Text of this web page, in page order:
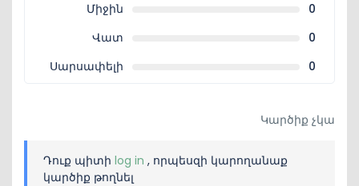
Միջին
0
Վատ
0
Սարսափելի
0
Կարծիք չկա
Դուք պիտի log in , որպեսզի կարողանաք
կարծիք թողնել